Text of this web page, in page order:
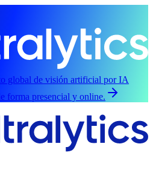
global de visión artificial por IA
forma presencial y online.